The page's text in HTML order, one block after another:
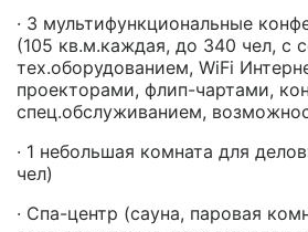
· 3 мультифункциональные
(105 кв.м.каждая, до 340 чел, с
тех.оборудованием, WiFi
проекторами, флип-чартами,
спец.обслуживанием,
· 1 небольшая комната для
чел)
· Спа-центр (сауна, паровая